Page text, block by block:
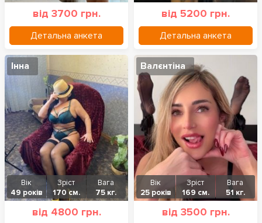
від 3700 грн.
Детальна анкета
від 5200 грн.
Детальна анкета
Інна
Вік
49 років
Зріст
170 см.
Вага
75 кг.
від 4800 грн.
Валєнтіна
Вік
25 років
Зріст
169 см.
Вага
51 кг.
від 3500 грн.